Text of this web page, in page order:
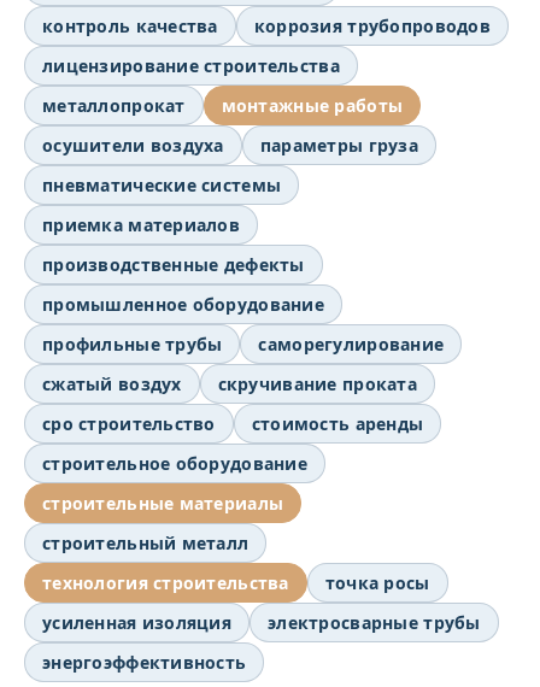
контроль качества
коррозия трубопроводов
лицензирование строительства
металлопрокат
монтажные работы
осушители воздуха
параметры груза
пневматические системы
приемка материалов
производственные дефекты
промышленное оборудование
профильные трубы
саморегулирование
сжатый воздух
скручивание проката
сро строительство
стоимость аренды
строительное оборудование
строительные материалы
строительный металл
технология строительства
точка росы
усиленная изоляция
электросварные трубы
энергоэффективность